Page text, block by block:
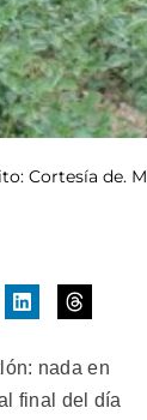
Cortesía de.
nada en
final del día